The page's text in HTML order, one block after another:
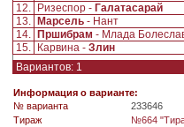
12.
Ризеспор - Галатасарай
13.
Марсель - Нант
14.
Пршибрам - Млада
15.
Карвина - Злин
Вариантов: 1
Информация о варианте:
№ варианта
233646
Tираж
№664